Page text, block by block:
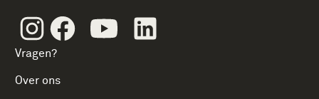
InstagramFacebookYoutube
Vragen?
Over ons